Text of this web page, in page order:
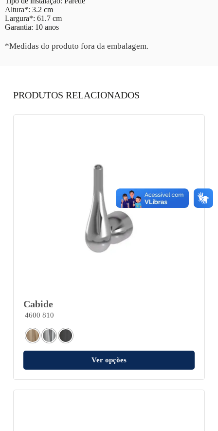
Altura*: 3.2 cm
Largura*: 61.7 cm
Garantia: 10 anos
*Medidas do produto fora da embalagem.
PRODUTOS RELACIONADOS
Cabide
4600 810
Ver opções